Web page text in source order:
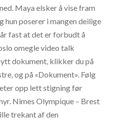
Maya elsker å vise fram
hun poserer i mangen deilige
fast at det er forbudt å
omegle video talk
dokument, klikker du på
og på «Dokument». Følg
opp lett stigning før
Nimes Olympique – Brest
trekant af den